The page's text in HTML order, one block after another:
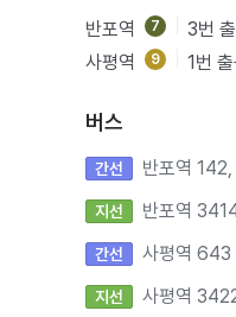
반포역 7 3번
사평역
9 1번
버스
간선 반포역
지선 반포역
간선 사평역 643
지선 사평역